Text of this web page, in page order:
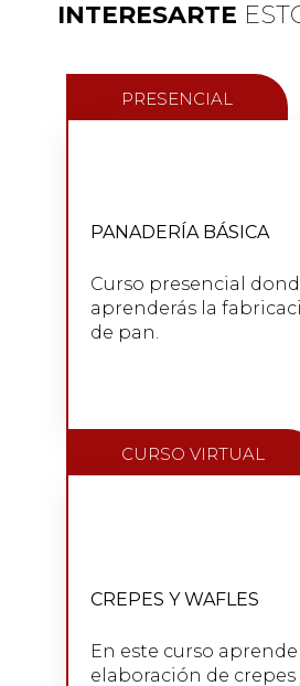
INTERESARTE
PRESENCIAL
PANADERÍA BÁSICA
Curso presencial
aprenderás la
de pan.
PANADERÍA BÁSICA
VER CURSO
CURSO VIRTUAL
CREPES Y WAFLES
En este curso
elaboración de crepes